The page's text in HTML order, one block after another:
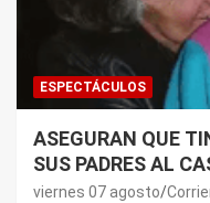
ESPECTÁCULOS
ASEGURAN QUE
SUS PADRES AL
DE PAUL: LOS
viernes 07 agosto